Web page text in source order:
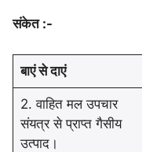
संकेत :-
बाएं से दाएं
2. वाहित मल उपचार
संयत्र से प्राप्त गैसीय
उत्पाद।